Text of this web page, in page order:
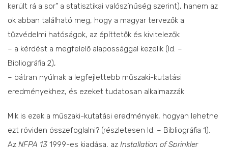
került rá a sor” a statisztikai valószínűség szerint), hanem az
ok abban található meg, hogy a magyar tervezők a
tűzvédelmi hatóságok, az építtetők és kivitelezők
– a kérdést a megfelelő alapossággal kezelik (ld. –
Bibliográfia 2),
– bátran nyúlnak a legfejlettebb műszaki-kutatási
eredményekhez, és ezeket tudatosan alkalmazzák.
Mik is ezek a műszaki-kutatási eredmények, hogyan lehetne
ezt röviden összefoglalni? (részletesen ld. – Bibliográfia 1).
Az NFPA 13 1999-es kiadása, az Installation of Sprinkler